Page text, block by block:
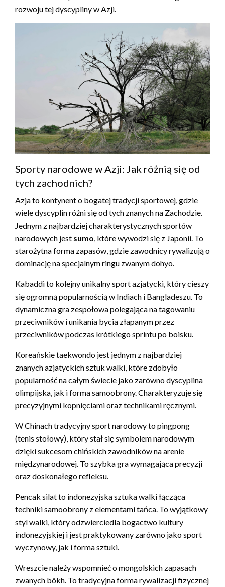
rozwoju tej dyscypliny w Azji.
Sporty narodowe w Azji: Jak różnią się od
tych zachodnich?
Azja to kontynent o bogatej tradycji sportowej, gdzie
wiele dyscyplin różni się od tych znanych na Zachodzie.
Jednym z najbardziej charakterystycznych sportów
narodowych jest sumo , które wywodzi się z Japonii. To
starożytna forma zapasów, gdzie zawodnicy rywalizują o
dominację na specjalnym ringu zwanym dohyo.
Kabaddi to kolejny unikalny sport azjatycki, który cieszy
się ogromną popularnością w Indiach i Bangladeszu. To
dynamiczna gra zespołowa polegająca na tagowaniu
przeciwników i unikania bycia złapanym przez
przeciwników podczas krótkiego sprintu po boisku.
Koreańskie taekwondo jest jednym z najbardziej
znanych azjatyckich sztuk walki, które zdobyło
popularność na całym świecie jako zarówno dyscyplina
olimpijska, jak i forma samoobrony. Charakteryzuje się
precyzyjnymi kopnięciami oraz technikami ręcznymi.
W Chinach tradycyjny sport narodowy to pingpong
(tenis stołowy), który stał się symbolem narodowym
dzięki sukcesom chińskich zawodników na arenie
międzynarodowej. To szybka gra wymagająca precyzji
oraz doskonałego refleksu.
Pencak silat to indonezyjska sztuka walki łącząca
techniki samoobrony z elementami tańca. To wyjątkowy
styl walki, który odzwierciedla bogactwo kultury
indonezyjskiej i jest praktykowany zarówno jako sport
wyczynowy, jak i forma sztuki.
Wreszcie należy wspomnieć o mongolskich zapasach
zwanych bökh. To tradycyjna forma rywalizacji fizycznej